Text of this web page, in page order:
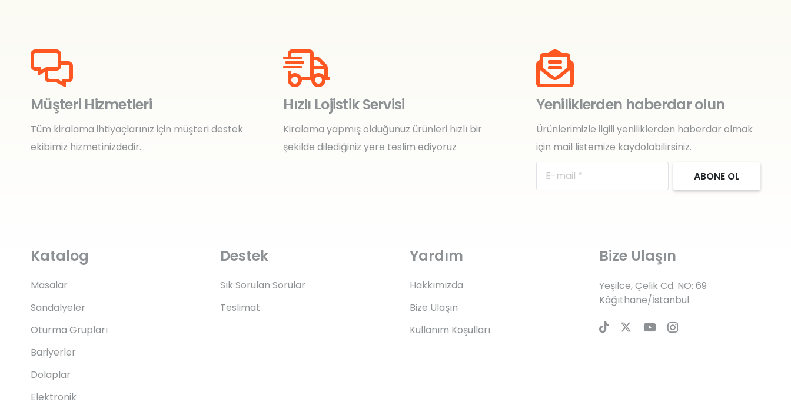
Müşteri Hizmetleri
Tüm kiralama ihtiyaçlarınız için müşteri destek
ekibimiz hizmetinizdedir…
Hızlı Lojistik Servisi
Kiralama yapmış olduğunuz ürünleri hızlı bir
şekilde dilediğiniz yere teslim ediyoruz
Yeniliklerden haberdar olun
Ürünlerimizle ilgili yeniliklerden haberdar olmak
için mail listemize kaydolabilirsiniz.
ABONE OL
Katalog
Masalar
Sandalyeler
Oturma Grupları
Bariyerler
Dolaplar
Elektronik
Destek
Sık Sorulan Sorular
Teslimat
Yardım
Hakkımızda
Bize Ulaşın
Kullanım Koşulları
Bize Ulaşın
Yeşilce, Çelik Cd. NO: 69
Kâğıthane/İstanbul